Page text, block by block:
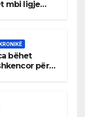
mbi ligje
bëhet
për